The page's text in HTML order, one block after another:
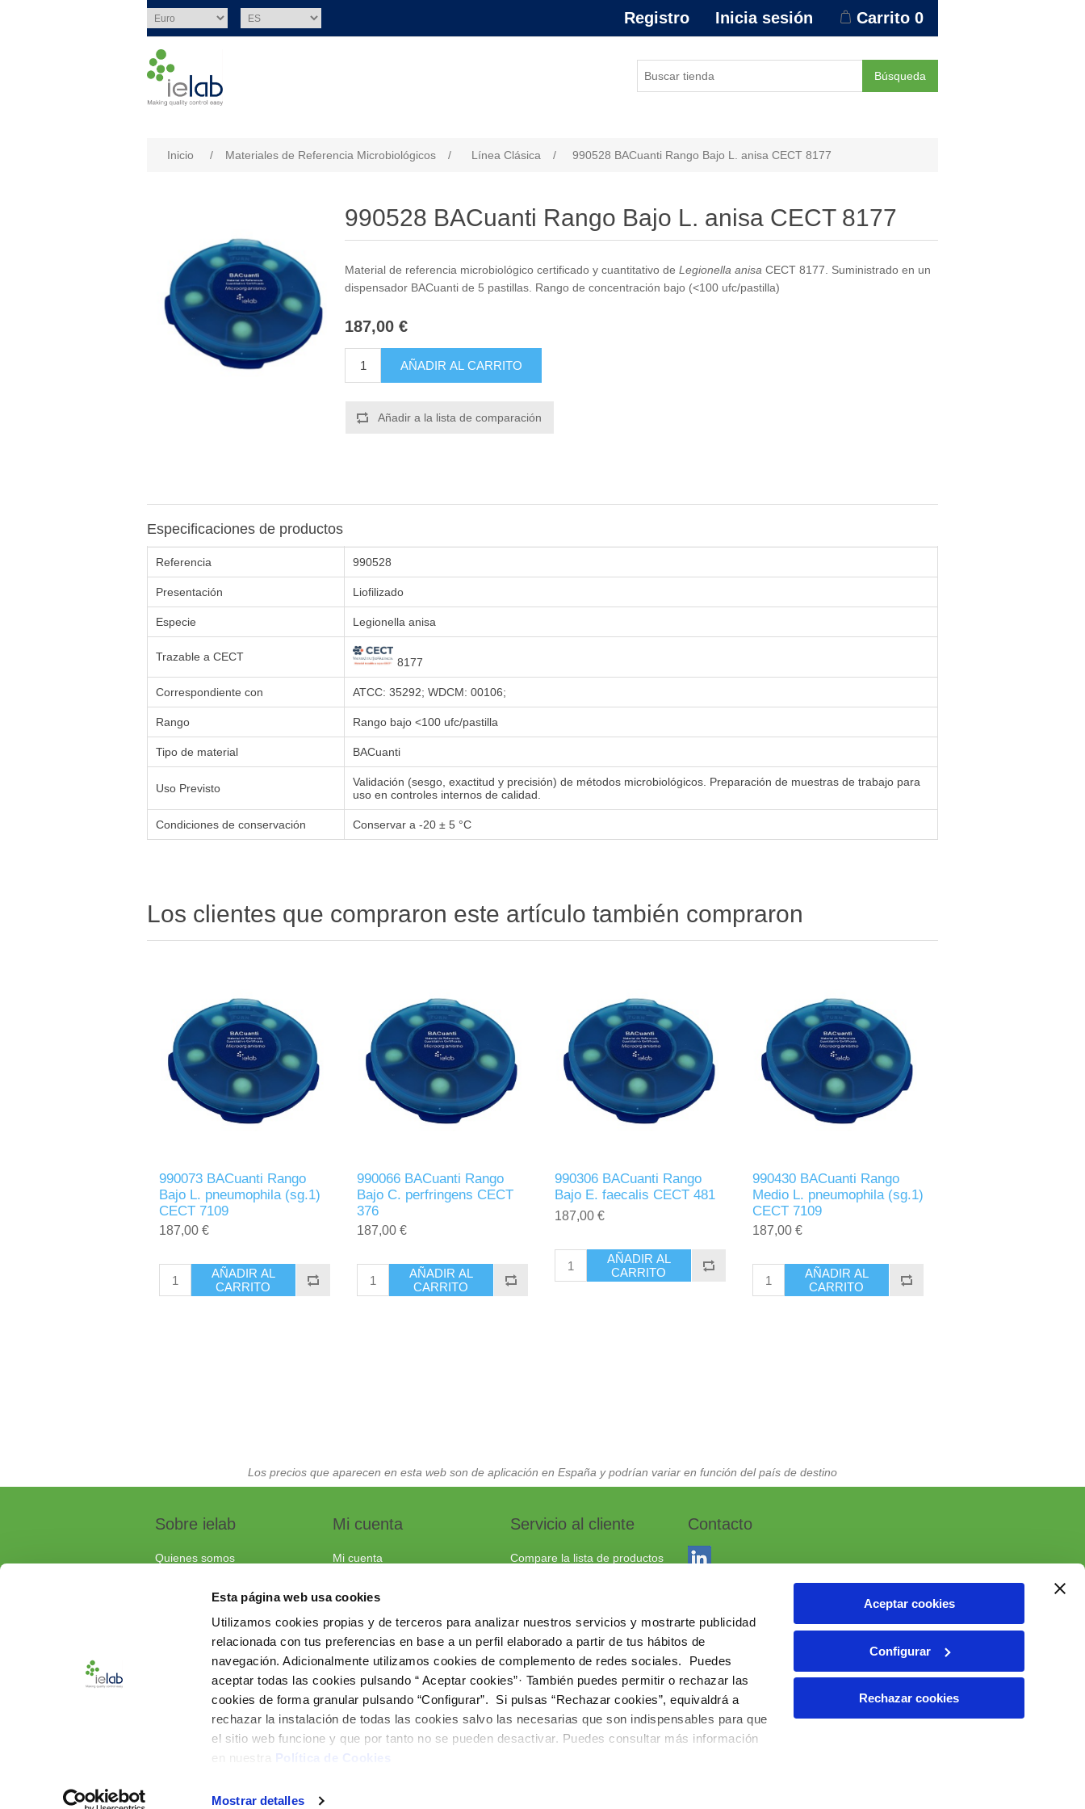
Esta página web usa cookies
Utilizamos cookies propias y de terceros para analizar nuestros servicios y mostrarte publicidad
relacionada con tus preferencias en base a un perfil elaborado a partir de tus hábitos de
navegación. Adicionalmente utilizamos cookies de complemento de redes sociales. Puedes
aceptar todas las cookies pulsando “ Aceptar cookies”· También puedes permitir o rechazar las
cookies de forma granular pulsando “Configurar”. Si pulsas “Rechazar cookies”, equivaldrá a
rechazar la instalación de todas las cookies salvo las necesarias que son indispensables para que
el sitio web funcione y que por tanto no se pueden desactivar. Puedes consultar más información
en nuestra Política de Cookies
Mostrar detalles
Aceptar cookies
Configurar
Rechazar cookies
Registro Inicia sesión Carrito 0
Búsqueda
Inicio / Materiales de Referencia Microbiológicos / Línea Clásica / 990528 BACuanti Rango Bajo L. anisa CECT 8177
990528 BACuanti Rango Bajo L. anisa CECT 8177
Material de referencia microbiológico certificado y cuantitativo de Legionella anisa CECT 8177. Suministrado en un
dispensador BACuanti de 5 pastillas. Rango de concentración bajo (<100 ufc/pastilla)
187,00 €
AÑADIR AL CARRITO
Añadir a la lista de comparación
Especificaciones de productos
Referencia 990528
Presentación Liofilizado
Especie Legionella anisa
Trazable a CECT 8177
Correspondiente con ATCC: 35292; WDCM: 00106;
Rango Rango bajo <100 ufc/pastilla
Tipo de material BACuanti
Uso Previsto
Validación (sesgo, exactitud y precisión) de métodos microbiológicos. Preparación de muestras de trabajo para
uso en controles internos de calidad.
Condiciones de conservación Conservar a -20 ± 5 °C
Los clientes que compraron este artículo también compraron
990073 BACuanti Rango
Bajo L. pneumophila (sg.1)
CECT 7109
187,00 €
AÑADIR AL
CARRITO
990066 BACuanti Rango
Bajo C. perfringens CECT
376
187,00 €
AÑADIR AL
CARRITO
990306 BACuanti Rango
Bajo E. faecalis CECT 481
187,00 €
AÑADIR AL
CARRITO
990430 BACuanti Rango
Medio L. pneumophila (sg.1)
CECT 7109
187,00 €
AÑADIR AL
CARRITO
Los precios que aparecen en esta web son de aplicación en España y podrían variar en función del país de destino
Sobre ielab
Quienes somos
Soluciones a medida
Contacta con nosotros
Documentos de interés
Preguntas frecuentes
Mi cuenta
Mi cuenta
Servicio al cliente
Compare la lista de productos
Aviso Legal
Política de privacidad
Contacto
Dracma, 7 - Polígono Industrial Las Atalayas
03114 ALICANTE (España)
+34 966 10 55 01
comercial@ielab.es
www.ielab.es
nopCommerce